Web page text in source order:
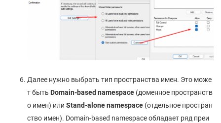
Далее нужно выбрать тип пространства имен. Это може
т быть Domain-based namespace (доменное пространств
о имен) или Stand-alone namespace (отдельное простран
ство имен). Domain-based namespace обладает ряд преи